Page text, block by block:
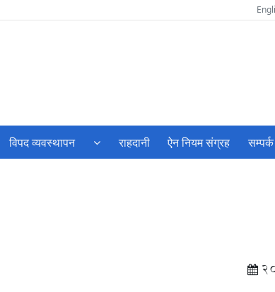
विपद व्यवस्थापन राहदानी ऐन नियम संग्रह सम्पर्क